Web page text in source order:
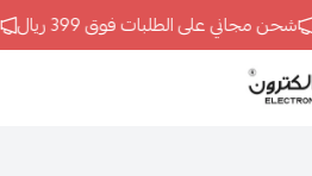
شحن مجاني على الطلبات فوق 399 ريال